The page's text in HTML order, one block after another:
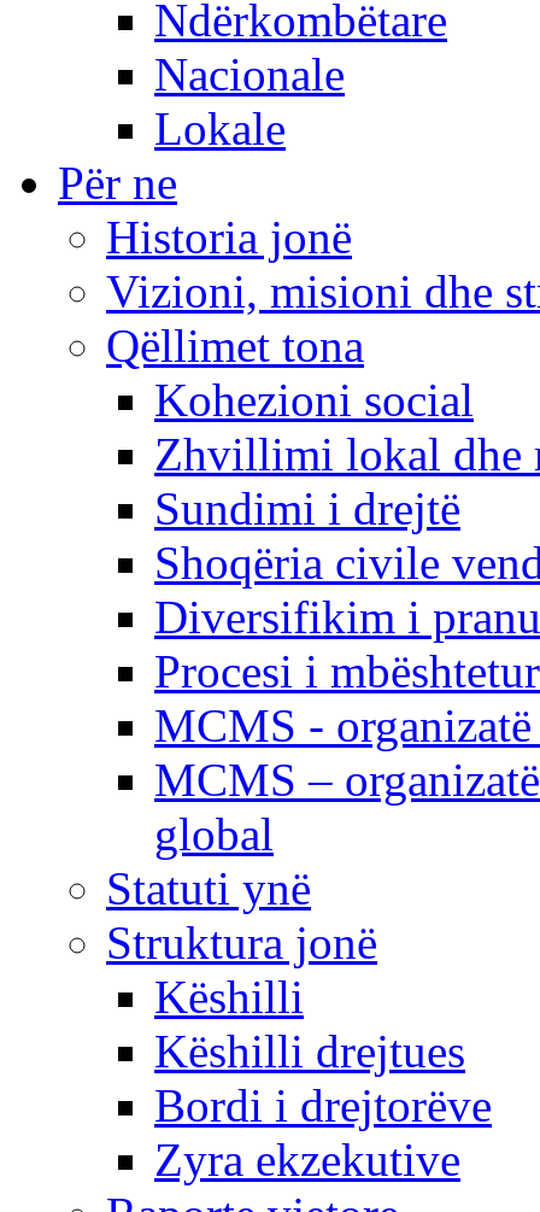
Ndërkombëtare
Nacionale
Lokale
Për ne
Historia jonë
Vizioni, misioni dhe
Qëllimet tona
Kohezioni social
Zhvillimi lokal dhe
Sundimi i drejtë
Shoqëria civile
Diversifikim i
Procesi i
MCMS -
MCMS –
global
Statuti ynë
Struktura jonë
Këshilli
Këshilli drejtues
Bordi i drejtorëve
Zyra ekzekutive